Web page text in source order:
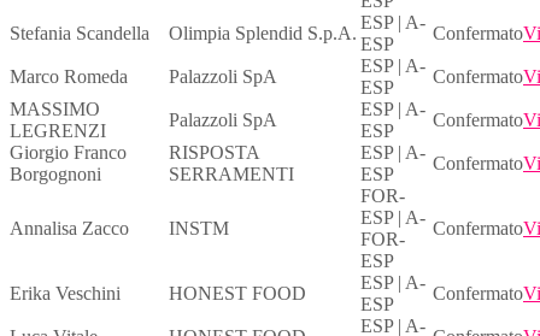
Stefania Scandella Olimpia Splendid S.p.A.
ESP | A-
ESP
Confermato
Marco Romeda Palazzoli SpA
ESP | A-
ESP
Confermato
MASSIMO
LEGRENZI
Palazzoli SpA
ESP | A-
ESP
Confermato
Giorgio Franco
Borgognoni
RISPOSTA
SERRAMENTI
ESP | A-
ESP
Confermato
Annalisa Zacco INSTM
FOR-
ESP | A-
FOR-
ESP
Confermato
Erika Veschini HONEST FOOD
ESP | A-
ESP
Confermato
ESP | A-